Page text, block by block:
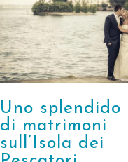
Uno splendido
di matrimoni
sull’Isola dei